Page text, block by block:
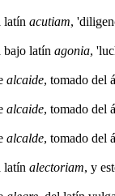
latín acutiam,
bajo latín agonia,
alcaide, tomado del
alcaide, tomado del
alcalde, tomado del
latín alectoriam, y